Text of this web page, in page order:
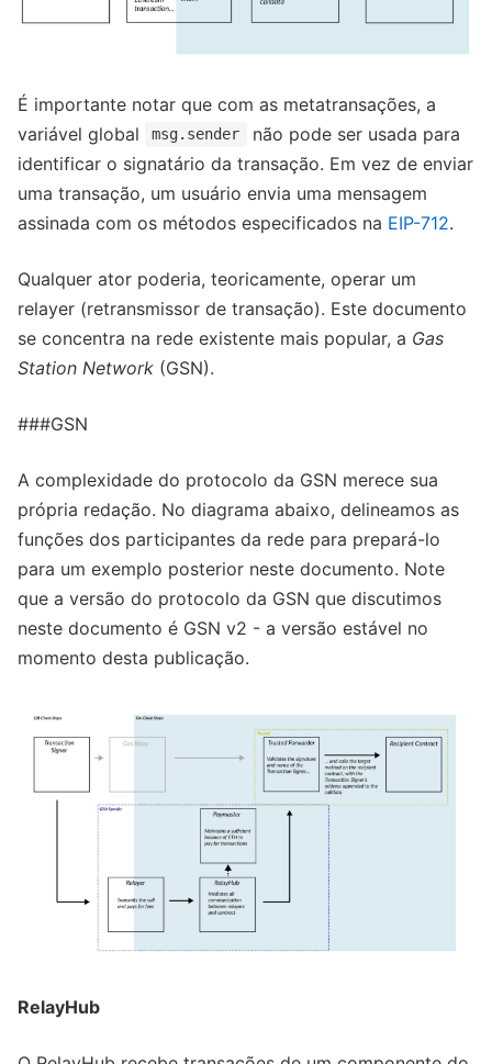
É importante notar que com as metatransações, a
variável global
msg.sender
não pode ser usada para
identificar o signatário da transação. Em vez de enviar
uma transação, um usuário envia uma mensagem
assinada com os métodos especificados na EIP-712.
Qualquer ator poderia, teoricamente, operar um
relayer (retransmissor de transação). Este documento
se concentra na rede existente mais popular, a Gas
Station Network (GSN).
###GSN
A complexidade do protocolo da GSN merece sua
própria redação. No diagrama abaixo, delineamos as
funções dos participantes da rede para prepará-lo
para um exemplo posterior neste documento. Note
que a versão do protocolo da GSN que discutimos
neste documento é GSN v2 - a versão estável no
momento desta publicação.
RelayHub